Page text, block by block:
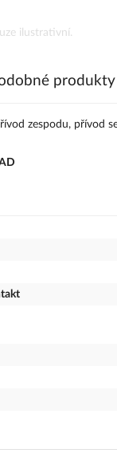
ilustrativní.
produkty
zespodu, přívod